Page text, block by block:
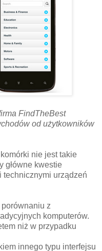
FindTheBest
od użytkowników
nie jest takie
główne kwestie
technicznymi urządzeń
z
komputerów.
niż w przypadku
innego typu interfejsu